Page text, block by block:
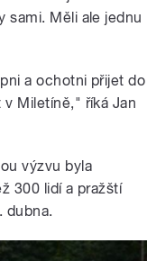
sami. Měli ale jednu
a ochotni přijet do
Miletíně," říká Jan
výzvu byla
300 lidí a pražští
dubna.